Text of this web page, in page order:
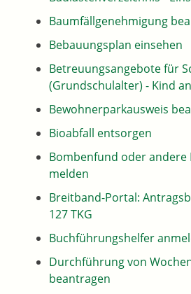
Baumfällgenehmigung
Bebauungsplan einsehen
Betreuungsangebote für
(Grundschulalter) - Kind
Bewohnerparkausweis
Bioabfall entsorgen
Bombenfund oder andere
melden
Breitband-Portal:
127 TKG
Buchführungshelfer
Durchführung von
beantragen